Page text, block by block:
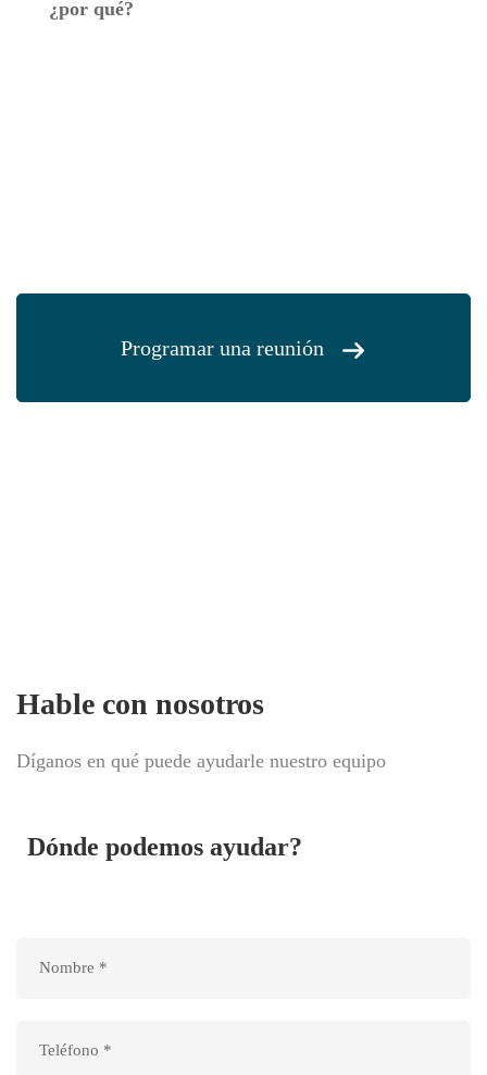
¿por qué?
Programar una reunión
Hable con nosotros
Díganos en qué puede ayudarle nuestro equipo
Dónde podemos ayudar?